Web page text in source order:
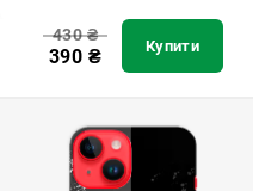
430₴
390 ₴ Купити